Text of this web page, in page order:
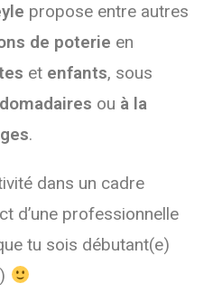
propose entre autres
de poterie en
et enfants, sous
ou à la
.
dans un cadre
d’une professionnelle
tu sois débutant(e)